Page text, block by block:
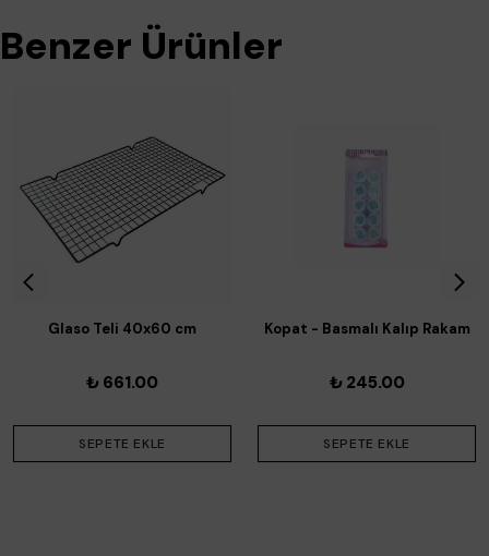
Benzer Ürünler
Glaso Teli 40x60 cm
₺ 661.00
SEPETE EKLE
Kopat - Basmalı Kalıp Rakam
₺ 245.00
SEPETE EKLE